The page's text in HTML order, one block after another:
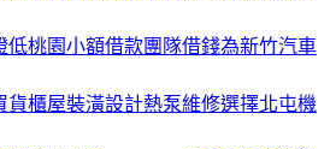
低桃園小額借款團隊借錢為新竹汽車
貨櫃屋裝潢設計熱泵維修選擇北屯機